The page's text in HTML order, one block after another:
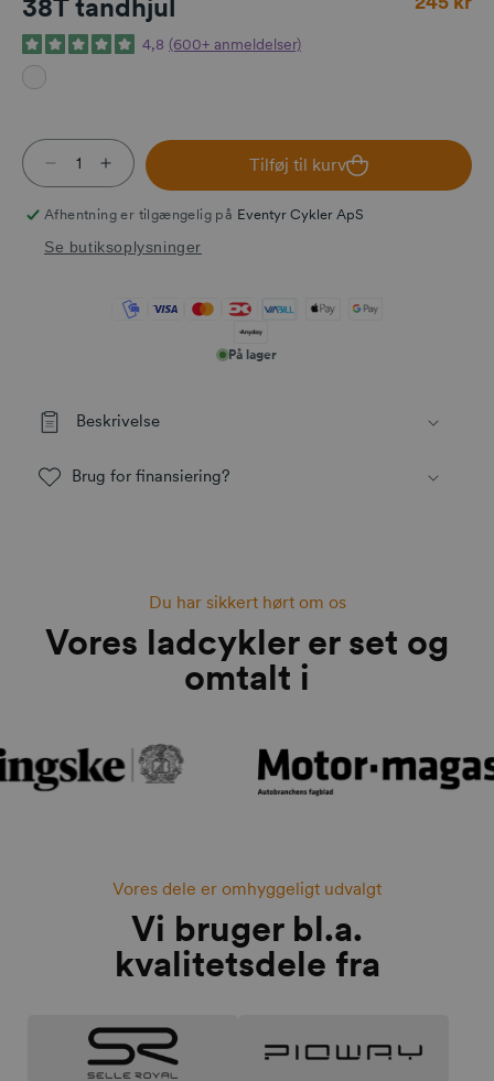
38T tandhjul
4,8 (600+ anmeldelser)
Reducer antallet for 38T tandhjul
Øg antallet for 38T tandhjul
Tilføj til kurv
Afhentning er tilgængelig på Eventyr Cykler ApS
Se butiksoplysninger
På lager
Beskrivelse
Brug for finansiering?
Du har sikkert hørt om os
Vores ladcykler er set og
omtalt i
Vores dele er omhyggeligt udvalgt
Vi bruger bl.a.
kvalitetsdele fra